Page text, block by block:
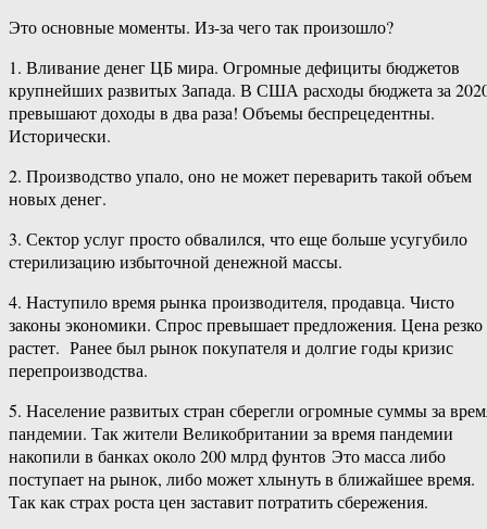
Это основные моменты. Из-за чего так произошло?
1. Вливание денег ЦБ мира. Огромные дефициты бюджетов
крупнейших развитых Запада. В США расходы бюджета за
превышают доходы в два раза! Объемы беспрецедентны.
Исторически.
2. Производство упало, оно не может переварить такой объем
новых денег.
3. Сектор услуг просто обвалился, что еще больше усугубило
стерилизацию избыточной денежной массы.
4. Наступило время рынка производителя, продавца. Чисто
законы экономики. Спрос превышает предложения. Цена резко
растет. Ранее был рынок покупателя и долгие годы кризис
перепроизводства.
5. Население развитых стран сберегли огромные суммы за
пандемии. Так жители Великобритании за время пандемии
накопили в банках около 200 млрд фунтов Это масса либо
поступает на рынок, либо может хлынуть в ближайшее время.
Так как страх роста цен заставит потратить сбережения.